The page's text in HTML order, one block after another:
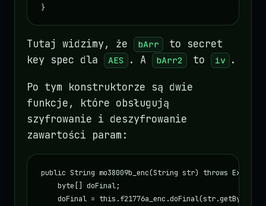
}
Tutaj widzimy, że bArr
to secret
key spec dla
AES . A bArr2 to iv .
Po tym konstruktorze są dwie
funkcje, które obsługują
szyfrowanie i deszyfrowanie
zawartości param:
public String mo38009b_enc(String str) throws
    byte[] doFinal;
doFinal =